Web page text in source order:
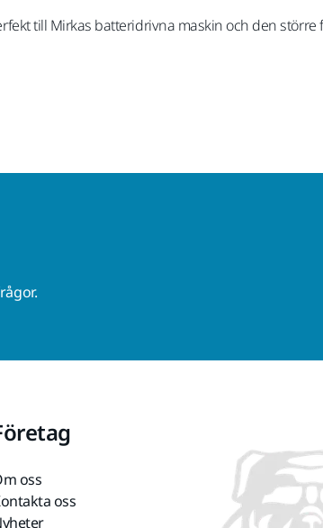
till Mirkas batteridrivna maskin och den
oss
oss